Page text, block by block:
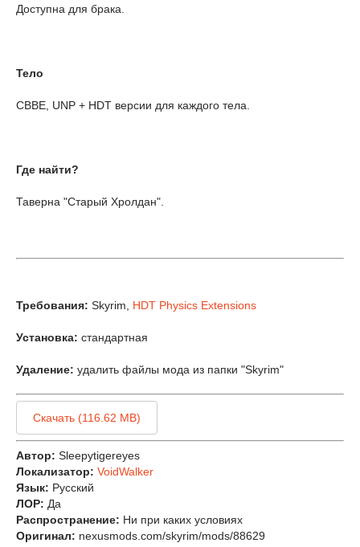
Доступна для брака.
Тело
CBBE, UNP + HDT версии для каждого тела.
Где найти?
Таверна "Старый Хролдан".
Требования: Skyrim, HDT Physics Extensions
Установка: стандартная
Удаление: удалить файлы мода из папки "Skyrim"
Скачать (116.62 MB)
Автор: Sleepytigereyes
Локализатор: VoidWalker
Язык: Русский
ЛОР: Да
Распространение: Ни при каких условиях
Оригинал: nexusmods.com/skyrim/mods/88629